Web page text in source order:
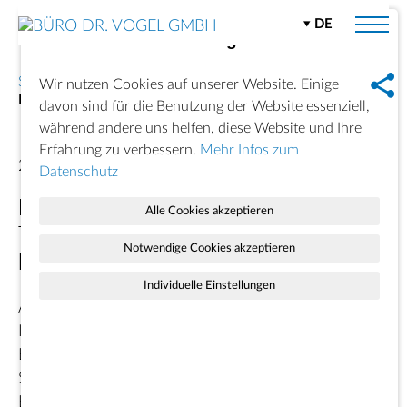
DE
Start News
Newsarchiv 2011
Baukultur Flughafenumfeld
20. Februar 2011
Dr. Markus Vogel als Referent zum
Thema Baukultur im
Flughafenumfeld
Am 23. Februar veranstaltet das Ministerium für
Brandenburg die Veranstalutung Baukultur als
Standortfaktor im Umfeld des Flughafens Berlin
Brandenburg International. Herr Dr. Vogel spricht
Wir nutzen Cookies auf unserer Website. Einige
davon sind für die Benutzung der Website essenziell,
während andere uns helfen, diese Website und Ihre
Erfahrung zu verbessern. Mehr Infos zum
Datenschutz
Alle Cookies akzeptieren
Notwendige Cookies akzeptieren
Individuelle Einstellungen